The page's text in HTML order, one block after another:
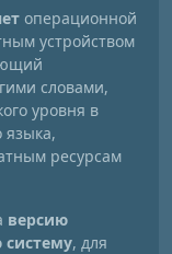
операционной
устройством
словами,
уровня в
языка,
ресурсам
версию
, для